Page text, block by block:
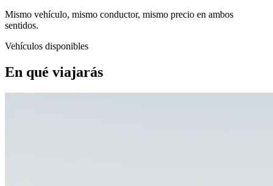
Mismo vehículo, mismo conductor, mismo precio en ambos
sentidos.
Vehículos disponibles
En qué viajarás